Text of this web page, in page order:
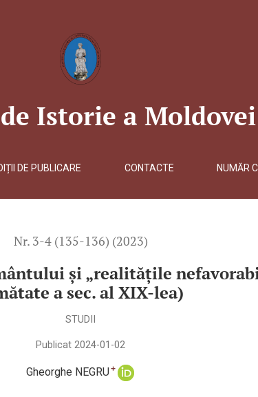
din Basarabia (a doua jumătate a sec. al
Istorie a Moldovei
DE PUBLICARE CONTACTE NUMĂR
Nr. 3-4 (135-136) (2023)
şi „realităţile
a sec. al XIX-lea)
STUDII
Publicat 2024-01-02
Gheorghe NEGRU+